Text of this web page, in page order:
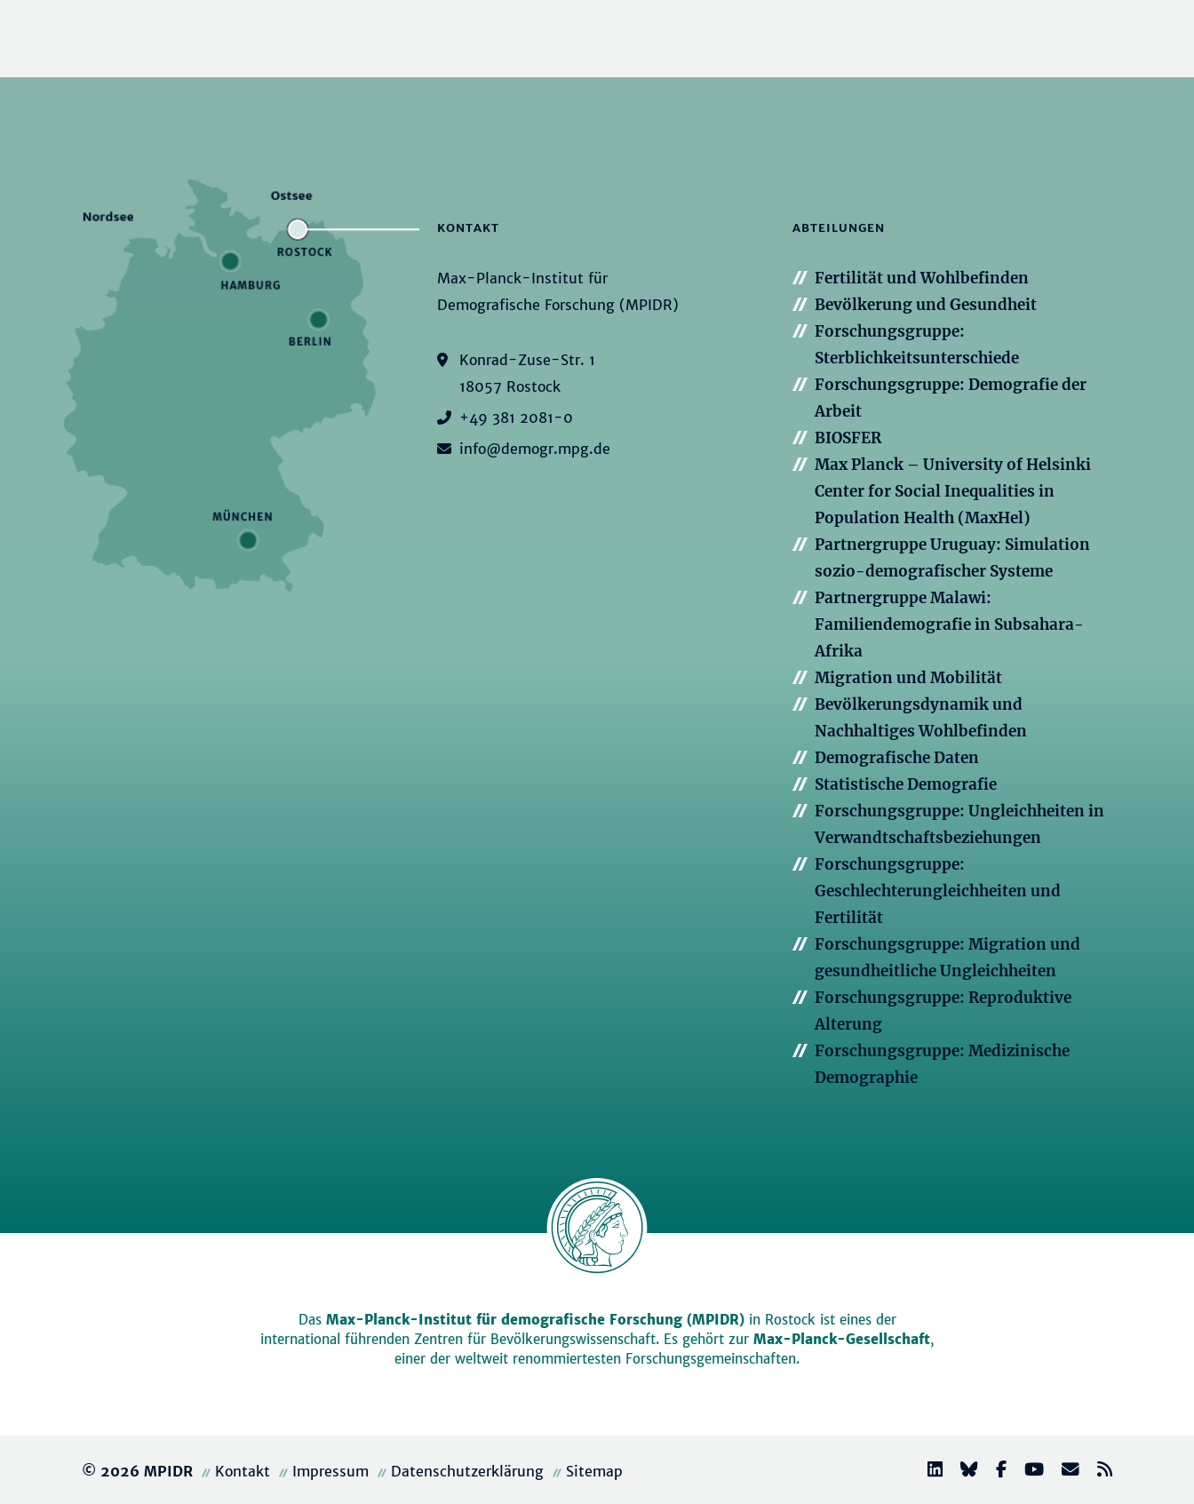
KONTAKT
Max-Planck-Institut für
Demografische Forschung (MPIDR)
Konrad-Zuse-Str. 1
18057 Rostock
+49 381 2081-0
info@demogr.mpg.de
ABTEILUNGEN
Fertilität und Wohlbefinden
Bevölkerung und Gesundheit
Forschungsgruppe:
Sterblichkeitsunterschiede
Forschungsgruppe: Demografie der
Arbeit
BIOSFER
Max Planck – University of Helsinki
Center for Social Inequalities in
Population Health (MaxHel)
Partnergruppe Uruguay: Simulation
sozio-demografischer Systeme
Partnergruppe Malawi:
Familiendemografie in Subsahara-
Afrika
Migration und Mobilität
Bevölkerungsdynamik und
Nachhaltiges Wohlbefinden
Demografische Daten
Statistische Demografie
Forschungsgruppe: Ungleichheiten in
Verwandtschaftsbeziehungen
Forschungsgruppe:
Geschlechterungleichheiten und
Fertilität
Forschungsgruppe: Migration und
gesundheitliche Ungleichheiten
Forschungsgruppe: Reproduktive
Alterung
Forschungsgruppe: Medizinische
Demographie
Das Max-Planck-Institut für demografische Forschung (MPIDR)in Rostock ist eines der
international führenden Zentren für Bevölkerungswissenschaft. Es gehört zur Max-Planck-Gesellschaft,
einer der weltweit renommiertesten Forschungsgemeinschaften.
© 2026 MPIDR Kontakt Impressum Datenschutzerklärung Sitemap